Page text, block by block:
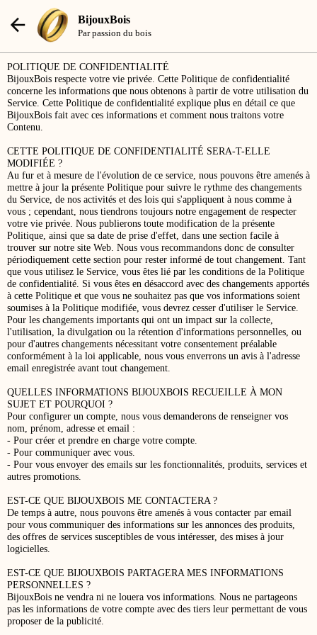
BijouxBois
Par passion du bois
POLITIQUE DE CONFIDENTIALITÉ
BijouxBois respecte votre vie privée. Cette Politique de confidentialité
concerne les informations que nous obtenons à partir de votre utilisation du
Service. Cette Politique de confidentialité explique plus en détail ce que
BijouxBois fait avec ces informations et comment nous traitons votre
Contenu.
CETTE POLITIQUE DE CONFIDENTIALITÉ SERA-T-ELLE
MODIFIÉE ?
Au fur et à mesure de l'évolution de ce service, nous pouvons être amenés à
mettre à jour la présente Politique pour suivre le rythme des changements
du Service, de nos activités et des lois qui s'appliquent à nous comme à
vous ; cependant, nous tiendrons toujours notre engagement de respecter
votre vie privée. Nous publierons toute modification de la présente
Politique, ainsi que sa date de prise d'effet, dans une section facile à
trouver sur notre site Web. Nous vous recommandons donc de consulter
périodiquement cette section pour rester informé de tout changement. Tant
que vous utilisez le Service, vous êtes lié par les conditions de la Politique
de confidentialité. Si vous êtes en désaccord avec des changements apportés
à cette Politique et que vous ne souhaitez pas que vos informations soient
soumises à la Politique modifiée, vous devrez cesser d'utiliser le Service.
Pour les changements importants qui ont un impact sur la collecte,
l'utilisation, la divulgation ou la rétention d'informations personnelles, ou
pour d'autres changements nécessitant votre consentement préalable
conformément à la loi applicable, nous vous enverrons un avis à l'adresse
email enregistrée avant tout changement.
QUELLES INFORMATIONS BIJOUXBOIS RECUEILLE À MON
SUJET ET POURQUOI ?
Pour configurer un compte, nous vous demanderons de renseigner vos
nom, prénom, adresse et email :
- Pour créer et prendre en charge votre compte.
- Pour communiquer avec vous.
- Pour vous envoyer des emails sur les fonctionnalités, produits, services et
autres promotions.
EST-CE QUE BIJOUXBOIS ME CONTACTERA ?
De temps à autre, nous pouvons être amenés à vous contacter par email
pour vous communiquer des informations sur les annonces des produits,
des offres de services susceptibles de vous intéresser, des mises à jour
logicielles.
EST-CE QUE BIJOUXBOIS PARTAGERA MES INFORMATIONS
PERSONNELLES ?
BijouxBois ne vendra ni ne louera vos informations. Nous ne partageons
pas les informations de votre compte avec des tiers leur permettant de vous
proposer de la publicité.